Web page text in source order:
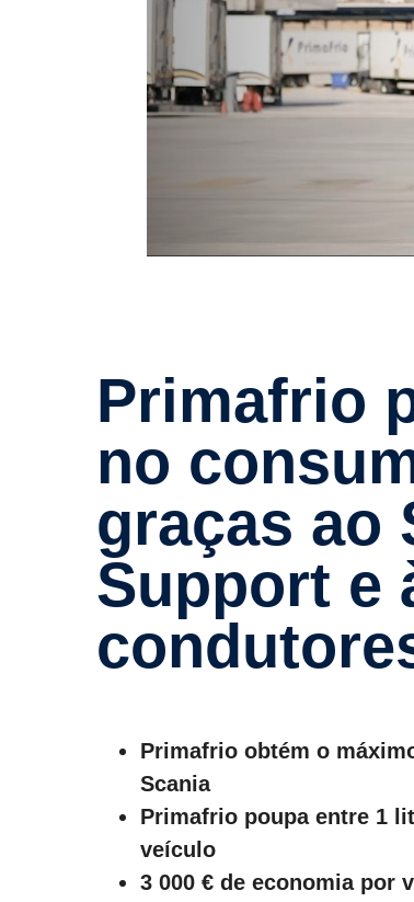
Prima­frio poupa até 1,5 litros
no
graças ao
Support e
Primafrio obtém o
Scania
Primafrio poupa entre 1
veículo
3 000 € de economia por